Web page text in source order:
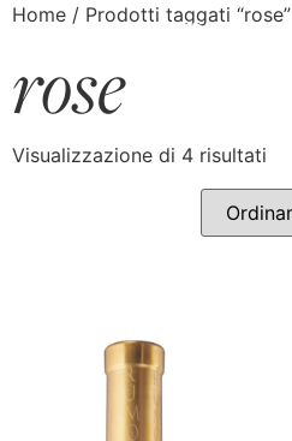
Home / Prodotti taggati “rose”
rose
Visualizzazione di 4 risultati